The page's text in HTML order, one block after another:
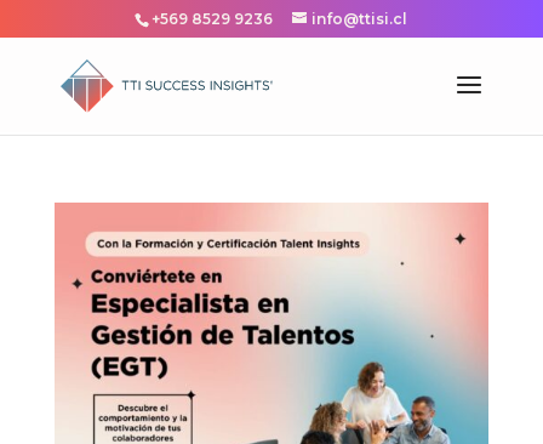
+569 8529 9236 info@ttisi.cl